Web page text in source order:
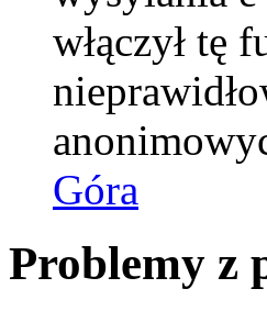
włączył tę
Góra
Problemy z